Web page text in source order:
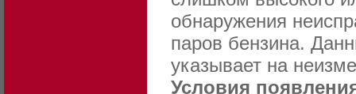
обнаружения
паров бензина.
указывает на
Условия